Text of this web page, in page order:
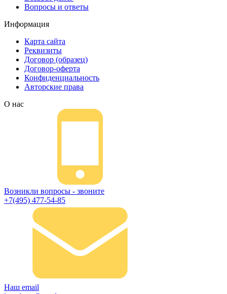
Вопросы и ответы
Информация
Карта сайта
Реквизиты
Договор (образец)
Договор-оферта
Конфиденциальность
Авторские права
О нас
Возникли вопросы - звоните
+7(495) 477-54-85
Наш email